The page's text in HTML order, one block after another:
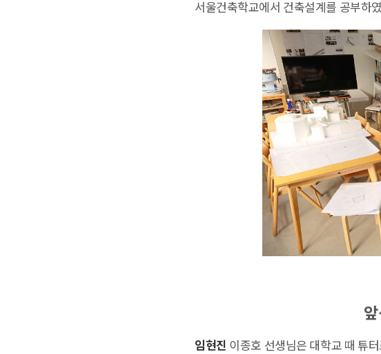
서울건축학교에서 건축설계를 공부하
임현진 이종호 선생님은 대학교 때 튜